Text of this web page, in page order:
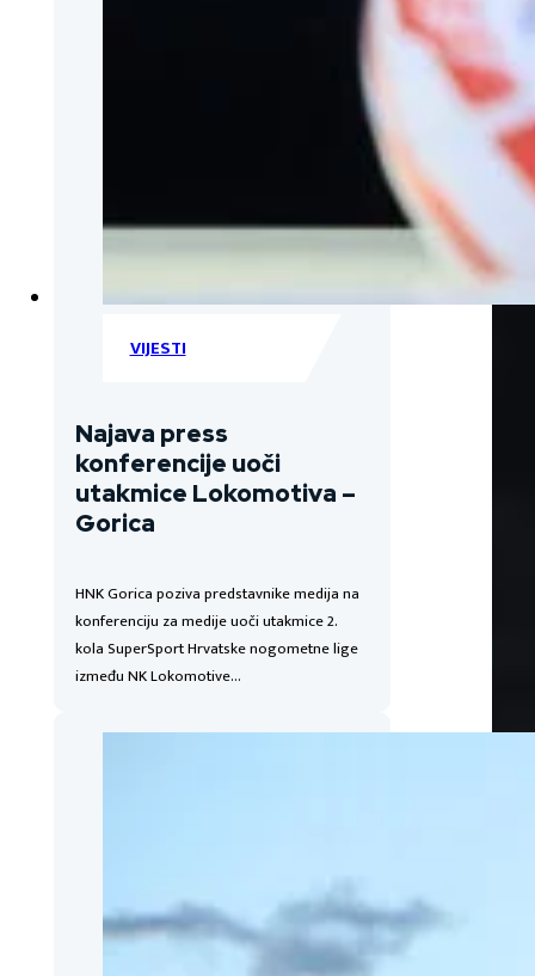
VIJESTI
Najava press
konferencije uoči
utakmice Lokomotiva –
Gorica
HNK Gorica poziva predstavnike medija na
konferenciju za medije uoči utakmice 2.
kola SuperSport Hrvatske nogometne lige
između NK Lokomotive…